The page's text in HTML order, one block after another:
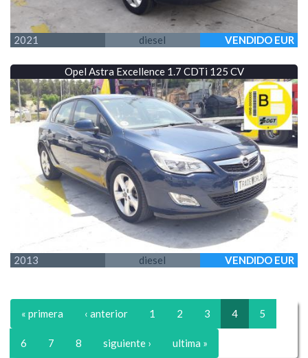
2021 diesel VENDIDO EUR
Opel Astra Excellence 1.7 CDTi 125 CV
2013 diesel VENDIDO EUR
« primera ‹ anterior 1 2 3 4 5
6 7 8 siguiente › ultima »